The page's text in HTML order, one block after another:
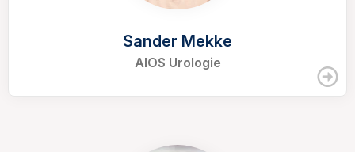
Sander Mekke
AIOS Urologie